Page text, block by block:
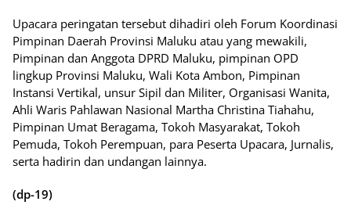
Upacara peringatan tersebut dihadiri oleh Forum Koordinasi
Pimpinan Daerah Provinsi Maluku atau yang mewakili,
Pimpinan dan Anggota DPRD Maluku, pimpinan OPD
lingkup Provinsi Maluku, Wali Kota Ambon, Pimpinan
Instansi Vertikal, unsur Sipil dan Militer, Organisasi Wanita,
Ahli Waris Pahlawan Nasional Martha Christina Tiahahu,
Pimpinan Umat Beragama, Tokoh Masyarakat, Tokoh
Pemuda, Tokoh Perempuan, para Peserta Upacara, Jurnalis,
serta hadirin dan undangan lainnya.
(dp-19)